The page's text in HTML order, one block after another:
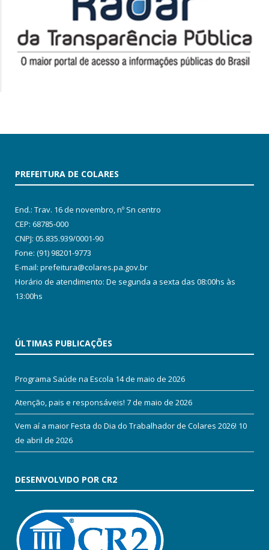
PREFEITURA DE COLARES
End.: Trav. 16 de novembro, nº Sn centro
CEP: 68785-000
CNPJ: 05.835.939/0001-90
Fone: (91) 98201-9773
E-mail: prefeitura@colares.pa.gov.br
Horário de atendimento: De segunda a sexta das 08:00hs às
13:00hs
ÚLTIMAS PUBLICAÇÕES
Programa Saúde na Escola 14 de maio de 2026
Atenção, pais e responsáveis! 7 de maio de 2026
Vem aí a maior Festa do Dia do Trabalhador de Colares 2026! 10
de abril de 2026
DESENVOLVIDO POR CR2